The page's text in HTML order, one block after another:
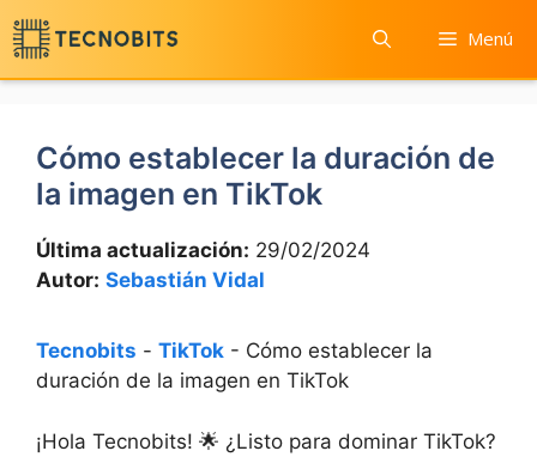
Saltar
al
contenido
Menú
Cómo establecer la duración de
la imagen en TikTok
Última actualización: 29/02/2024
Autor: Sebastián Vidal
Tecnobits - TikTok - Cómo establecer la
duración de la imagen en TikTok
¡Hola ‍Tecnobits! 🌟⁣ ¿Listo ‍para dominar TikTok?